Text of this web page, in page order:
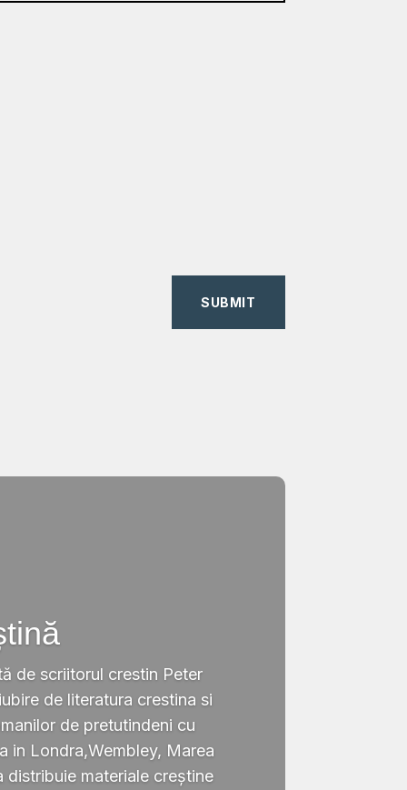
SUBMIT
de scriitorul crestin Peter
de literatura crestina si
de pretutindeni cu
in Londra,Wembley, Marea
distribuie materiale creștine